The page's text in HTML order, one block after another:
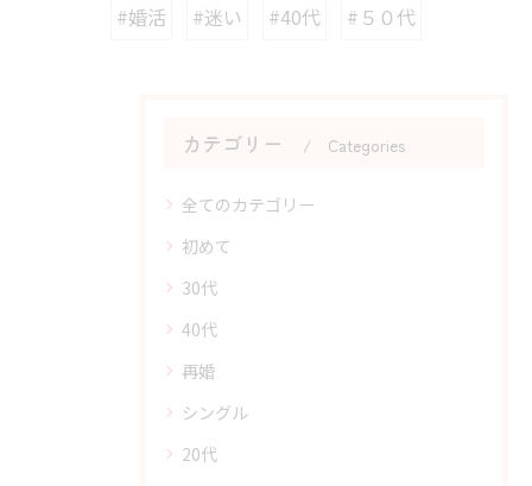
#婚活 #迷い #40代 #５０代
カテゴリー Categories
全てのカテゴリー
初めて
30代
40代
再婚
シングル
20代